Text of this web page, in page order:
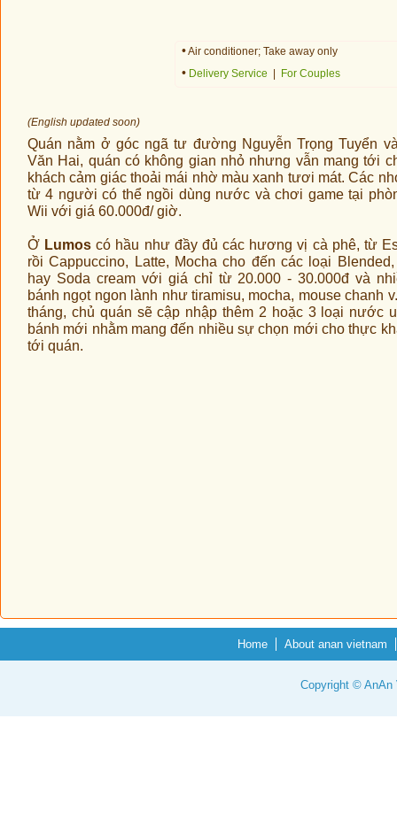
•Air conditioner; Take away only
• Delivery Service For Couples
(English updated soon)
Quán nằm ở góc ngã tư đường Nguyễn Trọng Tuyển
Văn Hai, quán có không gian nhỏ nhưng vẫn mang tới
khách cảm giác thoải mái nhờ màu xanh tươi mát. Các
từ 4 người có thể ngồi dùng nước và chơi game tại
Wii với giá 60.000đ/ giờ.
Ở Lumos có hầu như đầy đủ các hương vị cà phê, từ
rồi Cappuccino, Latte, Mocha cho đến các loại
hay Soda cream với giá chỉ từ 20.000 - 30.000đ và
bánh ngọt ngon lành như tiramisu, mocha, mouse chanh
tháng, chủ quán sẽ cập nhập thêm 2 hoặc 3 loại nước
bánh mới nhằm mang đến nhiều sự chọn mới cho thực
tới quán.
Home About anan vietnam
Copyright © AnAn